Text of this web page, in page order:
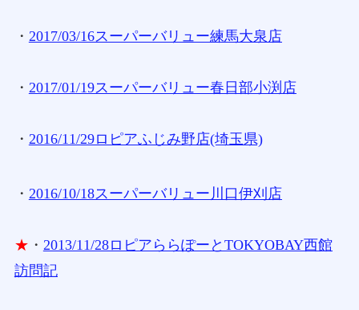
・ 2017/03/16スーパーバリュー練馬大泉店
・ 2017/01/19スーパーバリュー春日部小渕店
・ 2016/11/29ロピアふじみ野店(埼玉県)
・ 2016/10/18スーパーバリュー川口伊刈店
★ ・ 2013/11/28ロピアららぽーとTOKYOBAY西館
訪問記